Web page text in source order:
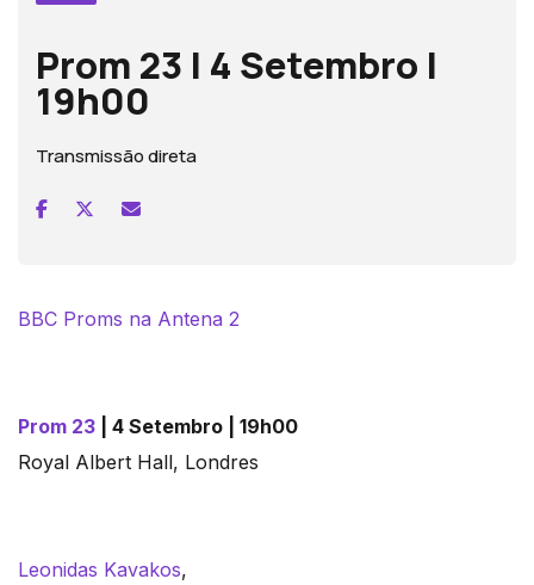
Prom 23 | 4 Setembro |
19h00
Transmissão direta
BBC Proms na Antena 2
Prom 23 | 4 Setembro | 19h00
Royal Albert Hall, Londres
Leonidas Kavakos,